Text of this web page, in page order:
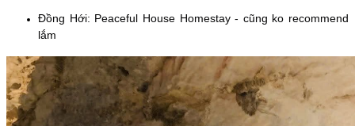
Đồng Hới: Peaceful House Homestay - cũng ko recommend
lắm